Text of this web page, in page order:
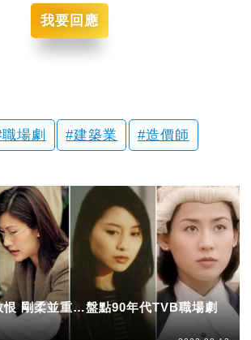
我要回應
職場劇 建築業 造價師
恨 剛柔並重…盤點90年代TVB職場劇